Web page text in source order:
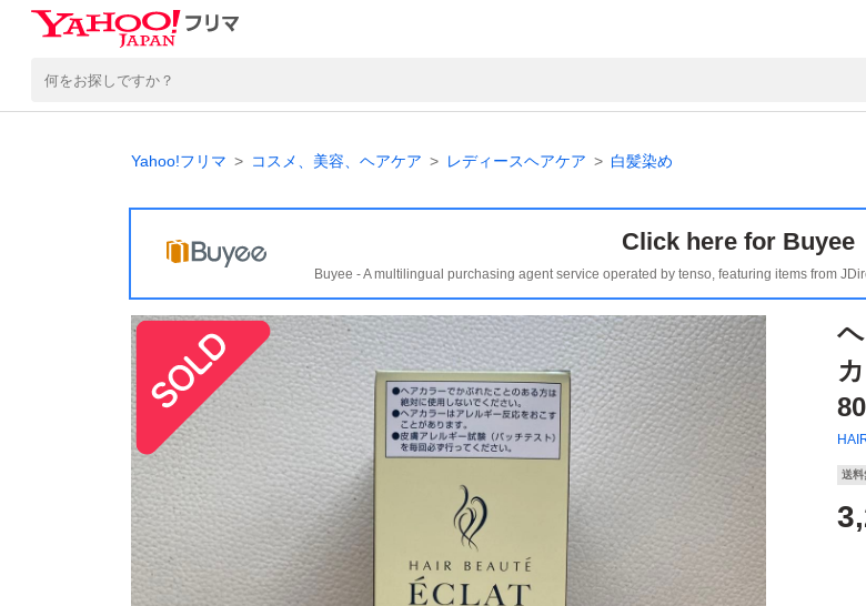
Yahoo!フリマ コスメ、美容、ヘアケア レディースヘアケア 白髪染め
Click here for Buyee
Buyee - A multilingual purchasing agent service operated by tenso, featuring items from
送料